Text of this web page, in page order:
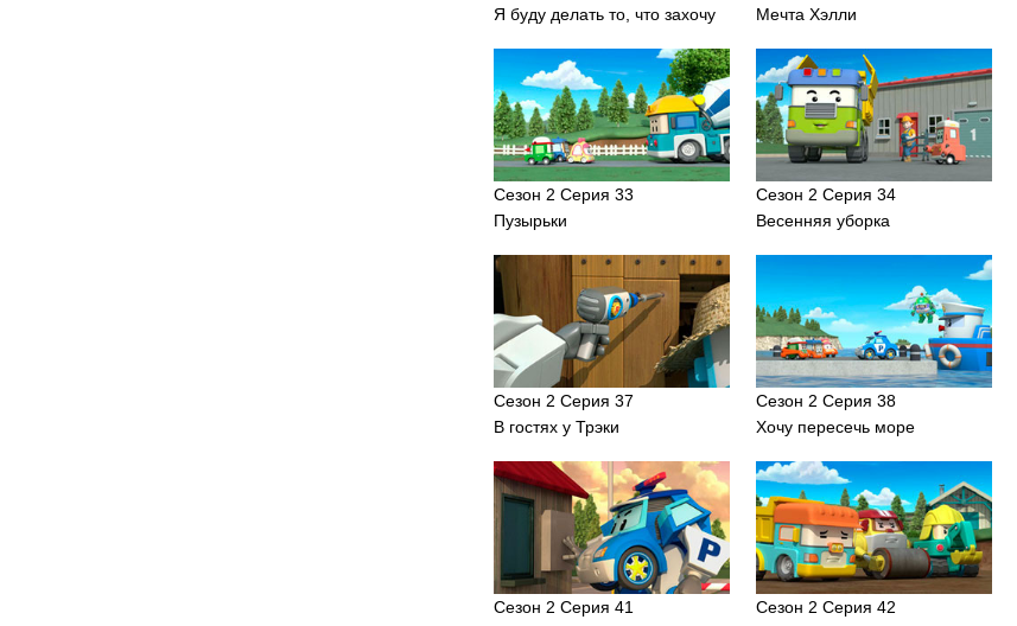
Я буду делать то, что захочу
Мечта Хэлли
Сезон 2 Серия 33
Пузырьки
Сезон 2 Серия 34
Весенняя уборка
Сезон 2 Серия 37
В гостях у Трэки
Сезон 2 Серия 38
Хочу пересечь море
Сезон 2 Серия 41
Сезон 2 Серия 42